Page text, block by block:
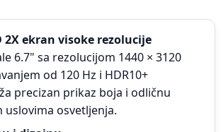
2X ekran visoke rezolucije
6.7" sa rezolucijom 1440 × 3120
od 120 Hz i HDR10+
precizan prikaz boja i odličnu
uslovima osvetljenja.